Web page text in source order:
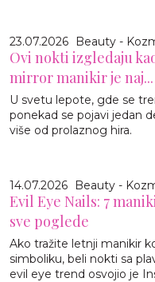
23.07.2026 Beauty -
Ovi nokti izgledaju
mirror manikir je naj...
U svetu lepote, gde se
ponekad se pojavi jedan
više od prolaznog hira.
14.07.2026 Beauty -
Evil Eye Nails: 7
sve poglede
Ako tražite letnji manikir
simboliku, beli nokti sa
evil eye trend osvojio je